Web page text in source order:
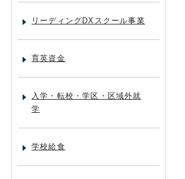
リーディングDXスクール事業
育英資金
入学・転校・学区・区域外就
学
学校給食